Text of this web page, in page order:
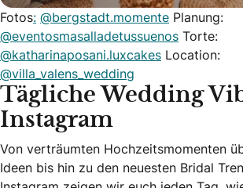
Fotos: @bergstadt.momente Planung:
@eventosmasalladetussuenos Torte:
@katharinaposani.luxcakes Location:
@villa_valens_wedding
Tägliche Wedding
Instagram
Von verträumten Hochzeitsmomenten
Ideen bis hin zu den neuesten Bridal